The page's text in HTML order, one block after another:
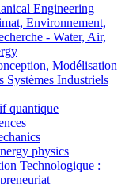
Engineering
Environnement,
- Water, Air,
Modélisation
Systèmes Industriels
quantique
physics
Technologique :